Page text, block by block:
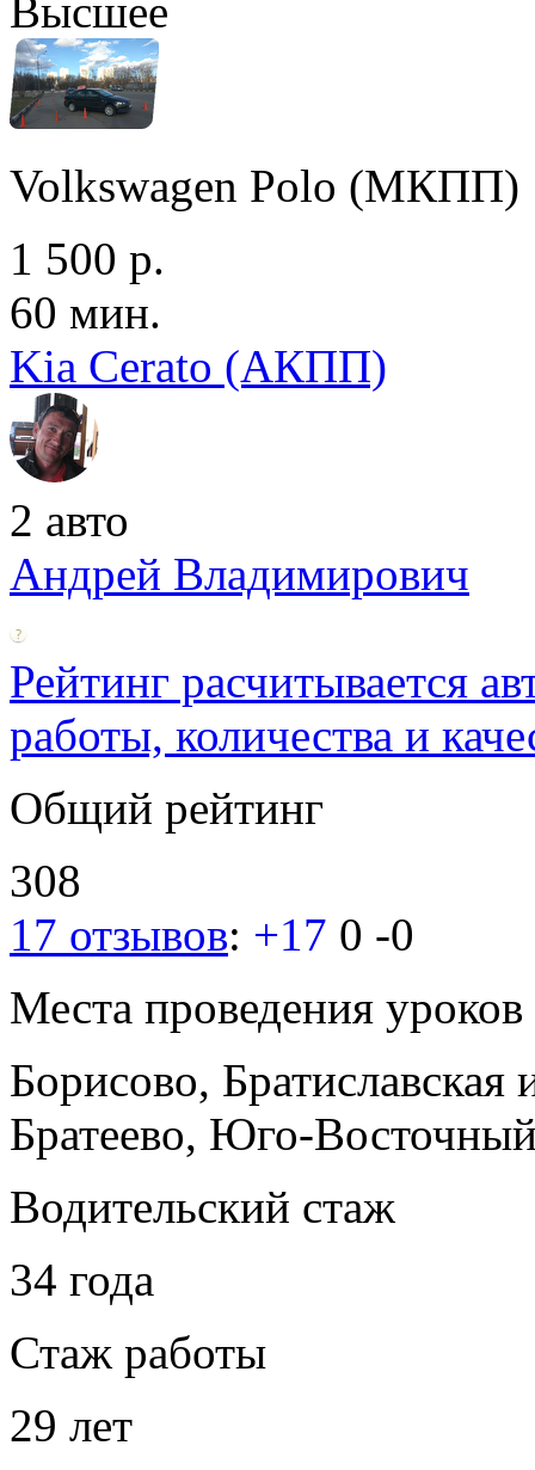
Высшее
Volkswagen Polo (МКПП)
1 500 р.
60 мин.
Kia Cerato (АКПП)
2 авто
Андрей Владимирович
Рейтинг расчитывается
работы, количества и
Общий рейтинг
308
17 отзывов: +17 0 -0
Места проведения уроков
Борисово, Братиславская
Братеево, Юго-
Водительский стаж
34 года
Стаж работы
29 лет